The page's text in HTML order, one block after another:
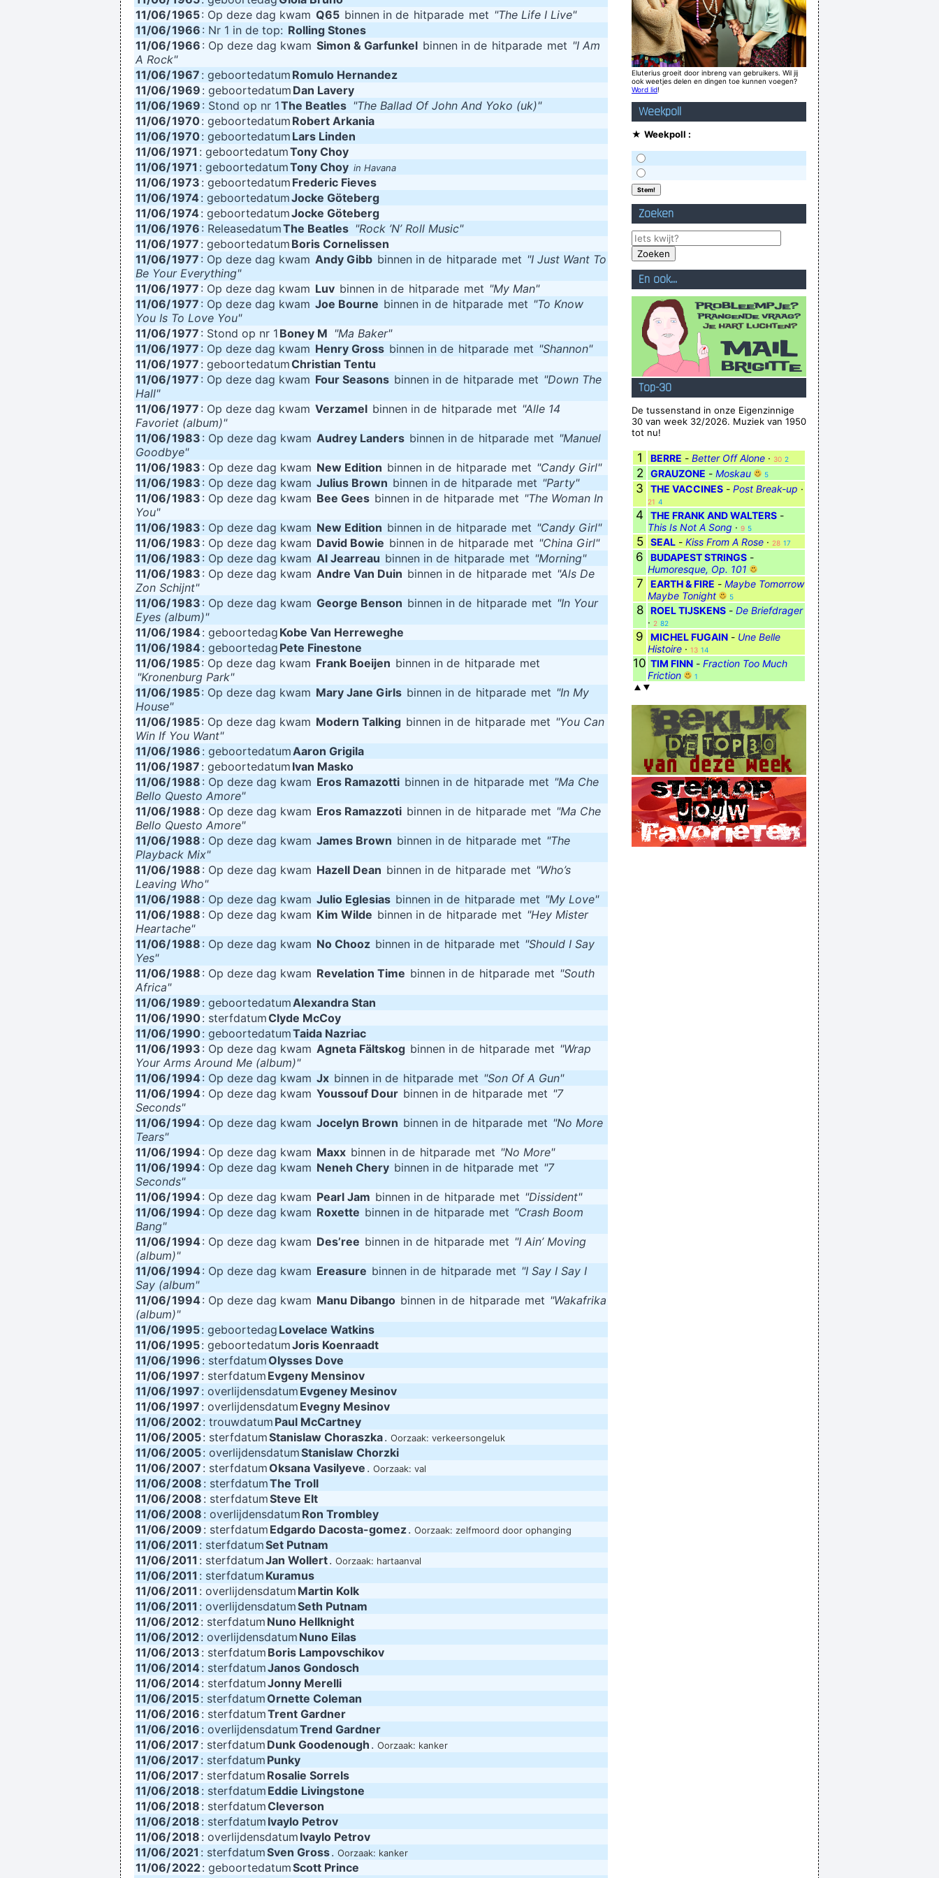
11/06/1965: Op deze dag kwam Q65 binnen in de hitparade met "The Life I Live"
11/06/1966 : Nr 1 in de top: Rolling Stones
11/06/1966 : Op deze dag kwam Simon & Garfunkel binnen in de hitparade met "I Am
A Rock"
11/06/1967 : geboortedatum Romulo Hernandez
11/06/1969 : geboortedatum Dan Lavery
11/06/1969 : Stond op nr 1The Beatles "The Ballad Of John And Yoko (uk)"
11/06/1970: geboortedatum Robert Arkania
11/06/1970: geboortedatum Lars Linden
11/06/1971 : geboortedatumTony Choy
11/06/1971 : geboortedatumTony Choy in Havana
11/06/1973 : geboortedatum Frederic Fieves
11/06/1974 : geboortedatumJocke Göteberg
11/06/1974: geboortedatumJocke Göteberg
11/06/1976 : ReleasedatumThe Beatles "Rock ’N’ Roll Music"
11/06/1977 : geboortedatum Boris Cornelissen
11/06/1977 : Op deze dag kwam Andy Gibb binnen in de hitparade met "I Just Want To
Be Your Everything"
11/06/1977 : Op deze dag kwam Luv binnen in de hitparade met "My Man"
11/06/1977 : Op deze dag kwam Joe Bourne binnen in de hitparade met "To Know
You Is To Love You"
11/06/1977 : Stond op nr 1 Boney M "Ma Baker"
11/06/1977 : Op deze dag kwam Henry Gross binnen in de hitparade met "Shannon"
11/06/1977 : geboortedatumChristian Tentu
11/06/1977 : Op deze dag kwam Four Seasons binnen in de hitparade met "Down The
Hall"
11/06/1977 : Op deze dag kwam Verzamel binnen in de hitparade met "Alle 14
Favoriet (album)"
11/06/1983 : Op deze dag kwam Audrey Landers binnen in de hitparade met "Manuel
Goodbye"
11/06/1983 : Op deze dag kwam New Edition binnen in de hitparade met "Candy Girl"
11/06/1983 : Op deze dag kwam Julius Brown binnen in de hitparade met "Party"
11/06/1983 : Op deze dag kwam Bee Gees binnen in de hitparade met "The Woman In
You"
11/06/1983 : Op deze dag kwam New Edition binnen in de hitparade met "Candy Girl"
11/06/1983 : Op deze dag kwam David Bowie binnen in de hitparade met "China Girl"
11/06/1983 : Op deze dag kwam Al Jearreau binnen in de hitparade met "Morning"
11/06/1983 : Op deze dag kwam Andre Van Duin binnen in de hitparade met "Als De
Zon Schijnt"
11/06/1983 : Op deze dag kwam George Benson binnen in de hitparade met "In Your
Eyes (album)"
11/06/1984: geboortedag Kobe Van Herreweghe
11/06/1984 : geboortedag Pete Finestone
11/06/1985: Op deze dag kwam Frank Boeijen binnen in de hitparade met
"Kronenburg Park"
11/06/1985: Op deze dag kwam Mary Jane Girls binnen in de hitparade met "In My
House"
11/06/1985: Op deze dag kwam Modern Talking binnen in de hitparade met "You Can
Win If You Want"
11/06/1986 : geboortedatumAaron Grigila
11/06/1987 : geboortedatum Ivan Masko
11/06/1988 : Op deze dag kwam Eros Ramazotti binnen in de hitparade met "Ma Che
Bello Questo Amore"
11/06/1988 : Op deze dag kwam Eros Ramazzoti binnen in de hitparade met "Ma Che
Bello Questo Amore"
11/06/1988 : Op deze dag kwam James Brown binnen in de hitparade met "The
Playback Mix"
11/06/1988 : Op deze dag kwam Hazell Dean binnen in de hitparade met "Who’s
Leaving Who"
11/06/1988 : Op deze dag kwam Julio Eglesias binnen in de hitparade met "My Love"
11/06/1988 : Op deze dag kwam Kim Wilde binnen in de hitparade met "Hey Mister
Heartache"
11/06/1988 : Op deze dag kwam No Chooz binnen in de hitparade met "Should I Say
Yes"
11/06/1988 : Op deze dag kwam Revelation Time binnen in de hitparade met "South
Africa"
11/06/1989 : geboortedatumAlexandra Stan
11/06/1990: sterfdatumClyde McCoy
11/06/1990: geboortedatumTaida Nazriac
11/06/1993 : Op deze dag kwam Agneta Fältskog binnen in de hitparade met "Wrap
Your Arms Around Me (album)"
11/06/1994 : Op deze dag kwam Jx binnen in de hitparade met "Son Of A Gun"
11/06/1994: Op deze dag kwam Youssouf Dour binnen in de hitparade met "7
Seconds"
11/06/1994 : Op deze dag kwam Jocelyn Brown binnen in de hitparade met "No More
Tears"
11/06/1994: Op deze dag kwam Maxx binnen in de hitparade met "No More"
11/06/1994 : Op deze dag kwam Neneh Chery binnen in de hitparade met "7
Seconds"
11/06/1994: Op deze dag kwam Pearl Jam binnen in de hitparade met "Dissident"
11/06/1994 : Op deze dag kwam Roxette binnen in de hitparade met "Crash Boom
Bang"
11/06/1994: Op deze dag kwam Des’ree binnen in de hitparade met "I Ain’ Moving
(album)"
11/06/1994 : Op deze dag kwam Ereasure binnen in de hitparade met "I Say I Say I
Say (album"
11/06/1994: Op deze dag kwam Manu Dibango binnen in de hitparade met "Wakafrika
(album)"
11/06/1995: geboortedag Lovelace Watkins
11/06/1995: geboortedatumJoris Koenraadt
11/06/1996 : sterfdatumOlysses Dove
11/06/1997 : sterfdatum Evgeny Mensinov
11/06/1997 : overlijdensdatum Evgeney Mesinov
11/06/1997 : overlijdensdatum Evegny Mesinov
11/06/2002: trouwdatum Paul McCartney
11/06/2005: sterfdatumStanislaw Choraszka. Oorzaak: verkeersongeluk
11/06/2005: overlijdensdatumStanislaw Chorzki
11/06/2007 : sterfdatumOksana Vasilyeve . Oorzaak: val
11/06/2008 : sterfdatumThe Troll
11/06/2008 : sterfdatumSteve Elt
11/06/2008 : overlijdensdatum Ron Trombley
11/06/2009 : sterfdatum Edgardo Dacosta-gomez. Oorzaak: zelfmoord door ophanging
11/06/2011 : sterfdatumSet Putnam
11/06/2011 : sterfdatumJan Wollert. Oorzaak: hartaanval
11/06/2011 : sterfdatum Kuramus
11/06/2011 : overlijdensdatum Martin Kolk
11/06/2011 : overlijdensdatumSeth Putnam
11/06/2012: sterfdatum Nuno Hellknight
11/06/2012: overlijdensdatum Nuno Eilas
11/06/2013 : sterfdatum Boris Lampovschikov
11/06/2014 : sterfdatumJanos Gondosch
11/06/2014: sterfdatumJonny Merelli
11/06/2015: sterfdatumOrnette Coleman
11/06/2016 : sterfdatumTrent Gardner
11/06/2016 : overlijdensdatumTrend Gardner
11/06/2017 : sterfdatum Dunk Goodenough . Oorzaak: kanker
11/06/2017 : sterfdatum Punky
11/06/2017 : sterfdatum Rosalie Sorrels
11/06/2018 : sterfdatum Eddie Livingstone
11/06/2018 : sterfdatumCleverson
11/06/2018 : sterfdatum Ivaylo Petrov
11/06/2018 : overlijdensdatum Ivaylo Petrov
11/06/2021 : sterfdatumSven Gross. Oorzaak: kanker
11/06/2022: geboortedatumScott Prince
Eluterius groeit door inbreng van gebruikers. Wil jij
ook weetjes delen en dingen toe kunnen voegen?
Word lid!
Weekpoll
★ Weekpoll :
Zoeken
En ook...
Top-30
De tussenstand in onze Eigenzinnige
30 van week 32/2026. Muziek van 1950
tot nu!
1 BERRE - Better Off Alone · 30 2
2 GRAUZONE - Moskau 5
3 THE VACCINES - Post Break-up ·
21 4
4 THE FRANK AND WALTERS -
This Is Not A Song · 9 5
5 SEAL - Kiss From A Rose · 28 17
6 BUDAPEST STRINGS -
Humoresque, Op. 101
7 EARTH & FIRE - Maybe Tomorrow
Maybe Tonight
5
8 ROEL TIJSKENS - De Briefdrager
· 2 82
9 MICHEL FUGAIN - Une Belle
Histoire · 13 14
10 TIM FINN - Fraction Too Much
Friction
1